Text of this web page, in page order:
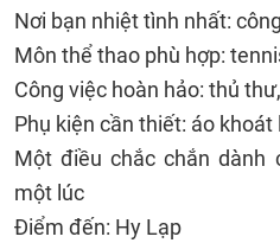
Nơi bạn nhiệt tình nhất:
Môn thể thao phù hợp:
Công việc hoàn hảo: thủ
Phụ kiện cần thiết: áo
Một điều chắc chắn dành
một lúc
Điểm đến: Hy Lạp